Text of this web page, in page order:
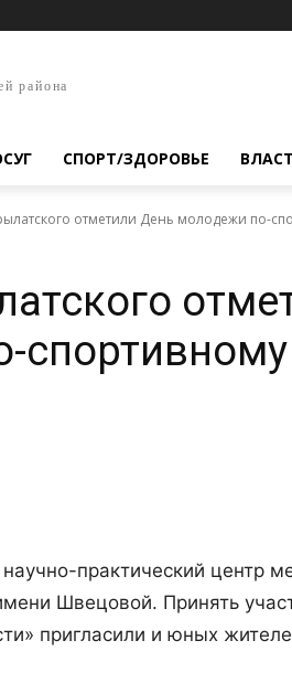
района
СПОРТ/ЗДОРОВЬЕ
отметили День молодежи по-
спортивному
практический центр
Швецовой. Принять
пригласили и юных